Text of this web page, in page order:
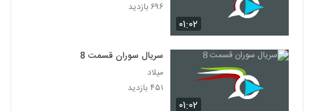
۰۱:۰۲
۶۹۶ بازدید
۰۱:۰۲
سریال سوران قسمت 8
میلاد
۴۵۱ بازدید